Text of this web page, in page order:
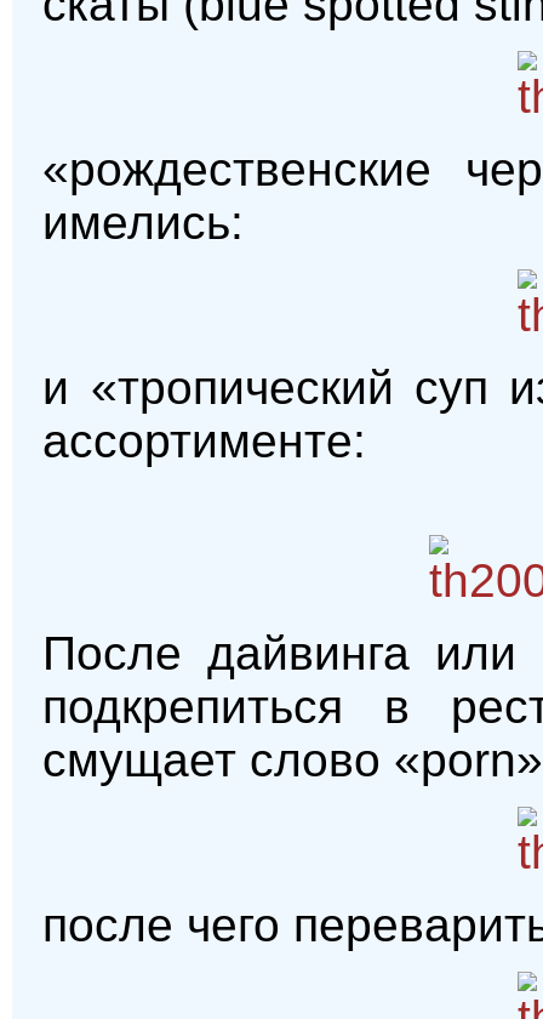
«рождественские
имелись:
и «тропический суп
ассортименте:
После дайвинга
подкрепиться в
смущает слово
после чего